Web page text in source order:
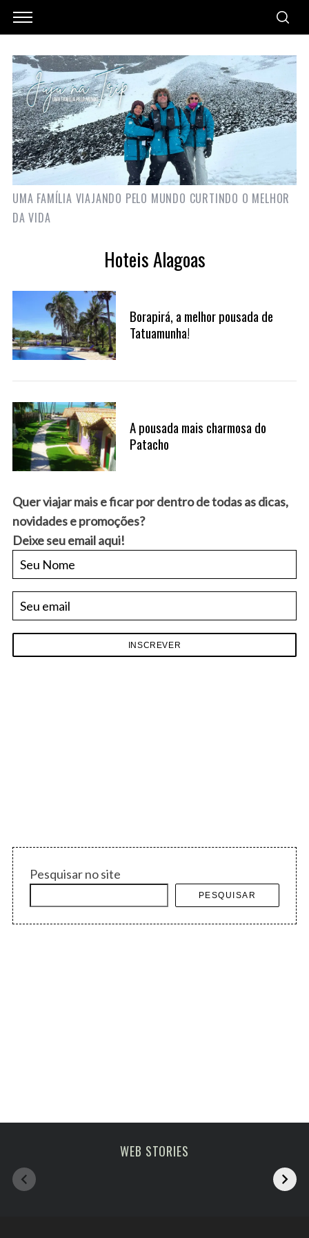
UMA FAMÍLIA VIAJANDO PELO MUNDO CURTINDO O MELHOR
DA VIDA
Hoteis Alagoas
Borapirá, a melhor pousada de
Tatuamunha!
A pousada mais charmosa do
Patacho
Quer viajar mais e ficar por dentro de todas as dicas,
novidades e promoções?
Deixe seu email aqui!
Pesquisar no site
PESQUISAR
WEB STORIES
Melhoras atrações
de Paris
viagem em fevereiro
S
e
a
r
h